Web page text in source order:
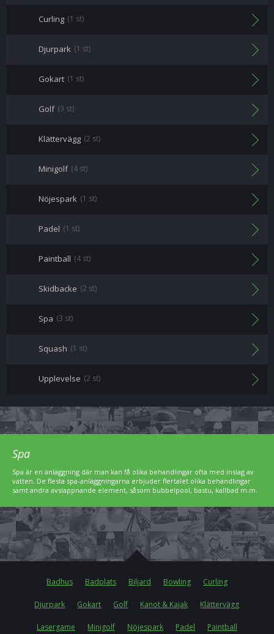
Curling (1 st)
Djurpark (1 st)
Gokart (1 st)
Golf (3 st)
Klättervägg (2 st)
Minigolf (4 st)
Nöjespark (1 st)
Padel (1 st)
Paintball (4 st)
Skidbacke (2 st)
Spa (3 st)
Squash (1 st)
Upplevelse (2 st)
Spa
Spa är en anläggning där man kan få olika behandlingar ofta med inslag av
vatten. De flesta spa-anläggningarna erbjuder flertalet olika behandlingar
samt andra avslappnande element, såsom bubbelpool, bastu, kallbad m.m.
Badhus Badplats Biljard Bowling Curling
Djurpark Gokart Golf Kanot & Kajak Klättervägg
Lasergame Minigolf Nöjespark Padel Paintball